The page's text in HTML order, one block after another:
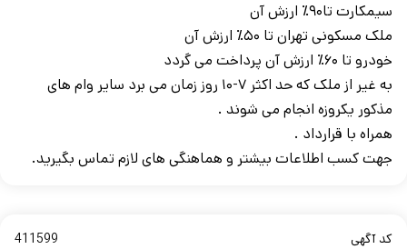
سیمکارت تا۹۰٪ ارزش آن
ملک مسکونی تهران تا ۵۰٪ ارزش آن
خودرو تا ۶۰٪ ارزش آن پرداخت می گردد
به غیر از ملک که حد اکثر ۷-۱۰ روز زمان می برد سایر وام های
مذکور یکروزه انجام می شوند .
همراه با قرارداد .
جهت کسب اطلاعات بیشتر و هماهنگی های لازم تماس بگیرید.
کد آگهی 411599